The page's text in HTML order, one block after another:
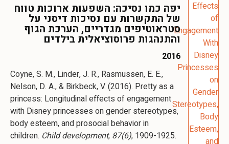
יפה כמו נסיכה: השפעות ארוכות טווח
של התקשרות עם נסיכות דיסני על
סטראוטיפים מגדריים, הערכת הגוף
והתנהגות פרוסוציאלית בילדים
2016
Coyne, S. M., Linder, J. R., Rasmussen, E. E.,
Nelson, D. A., & Birkbeck, V. (2016). Pretty as a
princess: Longitudinal effects of engagement
with Disney princesses on gender stereotypes,
body esteem, and prosocial behavior in
children. Child development, 87(6), 1909-1925.